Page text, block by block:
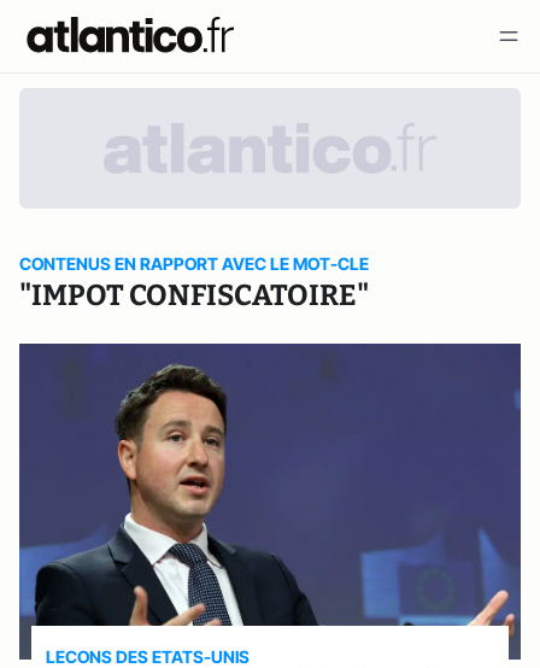
CONTENUS EN RAPPORT AVEC LE MOT-CLE
"IMPOT CONFISCATOIRE"
LECONS DES ETATS-UNIS